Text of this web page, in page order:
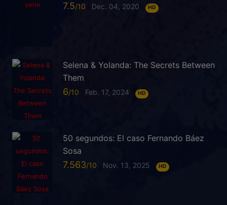
7.5 Dec. 04, 2020 HD
Selena & Yolanda: The Secrets Between
Them
6 Feb. 17, 2024 HD
50 segundos: El caso Fernando Báez
Sosa
7.563 Nov. 13, 2025 HD